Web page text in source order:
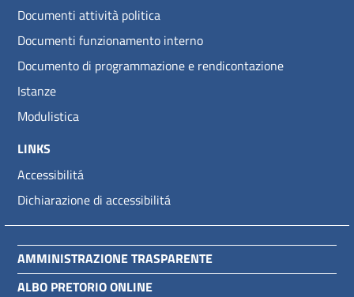
Documenti attività politica
Documenti funzionamento interno
Documento di programmazione e rendicontazione
Istanze
Modulistica
LINKS
Accessibilitá
Dichiarazione di accessibilitá
AMMINISTRAZIONE TRASPARENTE
ALBO PRETORIO ONLINE